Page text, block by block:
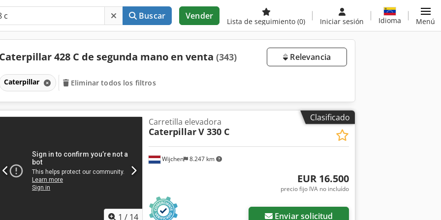
Buscar Vender
Lista de seguimiento (0) Iniciar sesión Idioma Menú
Caterpillar 428 C de segunda mano en venta (343) Relevancia
Caterpillar Eliminar todos los filtros
Clasificado
1 / 14
Wijchen 8.247 km
Carretilla elevadora
CaterpillarV 330 C
EUR 16.500
precio fijo IVA no incluído
Enviar solicitud